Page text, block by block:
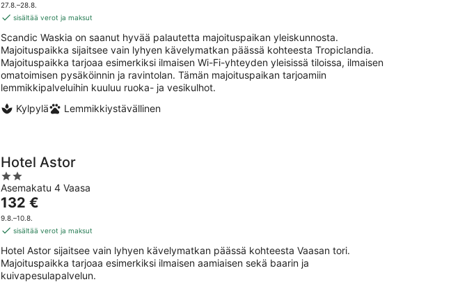
5
82 €
yö
27.8.–28.8.
sisältää verot ja maksut
Scandic Waskia on saanut hyvää palautetta majoituspaikan yleiskunnosta.
Majoituspaikka sijaitsee vain lyhyen kävelymatkan päässä kohteesta Tropiclandia.
Majoituspaikka tarjoaa esimerkiksi ilmaisen Wi-Fi-yhteyden yleisissä tiloissa, ilmaisen
omatoimisen pysäköinnin ja ravintolan. Tämän majoituspaikan tarjoamiin
lemmikkipalveluihin kuuluu ruoka- ja vesikulhot.
Kylpylä
Lemmikkiystävällinen
Hotel Astor
2
out
of
5
Asemakatu 4 Vaasa
Hinta
on
132 €
yö
132 €
9.8.–10.8.
sisältää verot ja maksut
Hotel Astor sijaitsee vain lyhyen kävelymatkan päässä kohteesta Vaasan tori.
Majoituspaikka tarjoaa esimerkiksi ilmaisen aamiaisen sekä baarin ja
kuivapesulapalvelun.